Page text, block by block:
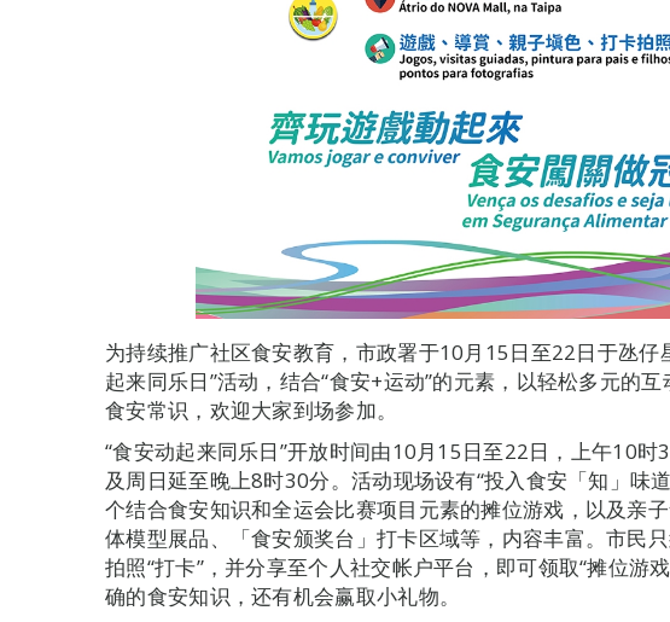
为持续推广社区食安教育，市政署于10月15日至22日于氹仔
起来同乐日”活动，结合“食安+运动”的元素，以轻松多元的
食安常识，欢迎大家到场参加。
“食安动起来同乐日”开放时间由10月15日至22日，上午10
及周日延至晚上8时30分。活动现场设有“投入食安「知」味
个结合食安知识和全运会比赛项目元素的摊位游戏，以及亲
体模型展品、「食安颁奖台」打卡区域等，内容丰富。市民
拍照“打卡”，并分享至个人社交帐户平台，即可领取“摊位游
确的食安知识，还有机会赢取小礼物。